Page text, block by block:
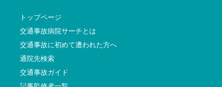
トップページ
交通事故病院サーチとは
交通事故に初めて遭われた方へ
通院先検索
交通事故ガイド